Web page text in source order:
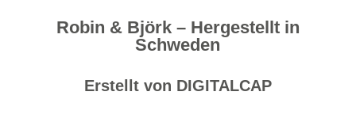
Robin & Björk – Hergestellt in
Schweden
Erstellt von DIGITALCAP